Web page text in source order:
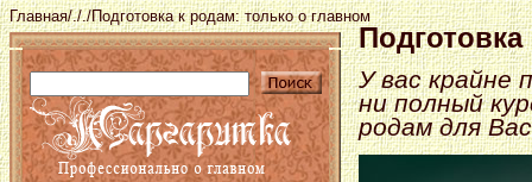
Главная/././Подготовка к родам: только о главном
У вас крайне
ни полный
родам для